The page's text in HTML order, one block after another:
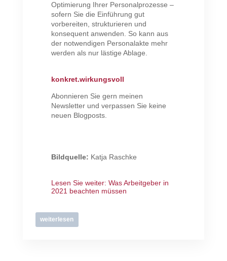
Optimierung Ihrer Personalprozesse –
sofern Sie die Einführung gut
vorbereiten, strukturieren und
konsequent anwenden. So kann aus
der notwendigen Personalakte mehr
werden als nur lästige Ablage.
konkret.wirkungsvoll
Abonnieren Sie gern meinen
Newsletter und verpassen Sie keine
neuen Blogposts.
Bildquelle: Katja Raschke
Lesen Sie weiter: Was Arbeitgeber in
2021 beachten müssen
weiterlesen